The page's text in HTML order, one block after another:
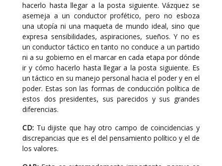
hacerlo hasta llegar a la posta siguiente. Vázquez se
asemeja a un conductor profético, pero no esboza
una utopía ni una maqueta de mundo ideal, sino que
expresa sensibilidades, aspiraciones, sueños. Y no es
un conductor táctico en tanto no conduce a un partido
ni a su gobierno en el marcar en cada etapa por dónde
ir y cómo hacerlo hasta llegar a la posta siguiente. Es
un táctico en su manejo personal hacia el poder y en el
poder. Estas son las formas de conducción política de
estos dos presidentes, sus parecidos y sus grandes
diferencias.
CD: Tu dijiste que hay otro campo de coincidencias y
discrepancias que es el del pensamiento político y el de
los valores.